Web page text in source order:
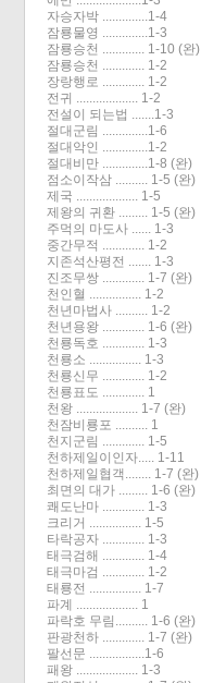
자승자박 ..............1-4
잠룡물영 ..............1-3
잠룡승천 ............. 1-10 (완)
잠룡승천 ............. 1-2
장랑행로 ............. 1-2
전귀 ................... 1-2
전설이 되는법 .......1-3
절대군림 ..............1-6
절대악인 ..............1-2
절대비만 ..............1-8 (완)
점소이작삼 .......... 1-5 (완)
제국 ................... 1-5
제왕의 귀환 ......... 1-5 (완)
주먹의 마도사 ...... 1-3
중간무적 ............. 1-2
지존석산평전 ....... 1-3
진조무쌍 ............. 1-7 (완)
천인혈 ................ 1-2
천년마법사 .......... 1-2
천년용왕 ............. 1-6 (완)
천룡독호 ............. 1-3
천룡소 ................ 1-3
천룡신무 ............. 1-2
천룡표도 ............. 1
천왕 ................... 1-7 (완)
천잠비룡포 .......... 1
천지군림 ............. 1-5
천하제일이인자..... 1-11
천하제일협객........ 1-7 (완)
최면의 대가 ......... 1-6 (완)
쾌도난마 ............. 1-3
크리거 ................ 1-5
타락공자 ............. 1-3
태극검해 ............. 1-4
태극마검 ............. 1-2
태룡전 ................ 1-7
파계 ................... 1
파락호 무림.......... 1-6 (완)
판광천하 ............. 1-7 (완)
팔선문 .................1-6
패왕 ................... 1-3